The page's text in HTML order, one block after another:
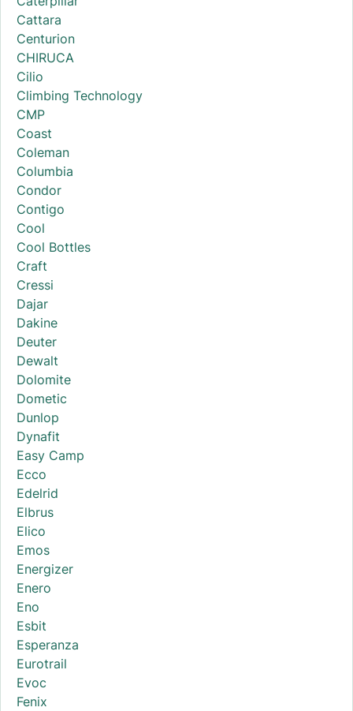
Cattara
Centurion
CHIRUCA
Cilio
Climbing Technology
CMP
Coast
Coleman
Columbia
Condor
Contigo
Cool
Cool Bottles
Craft
Cressi
Dajar
Dakine
Deuter
Dewalt
Dolomite
Dometic
Dunlop
Dynafit
Easy Camp
Ecco
Edelrid
Elbrus
Elico
Emos
Energizer
Enero
Eno
Esbit
Esperanza
Eurotrail
Evoc
Fenix